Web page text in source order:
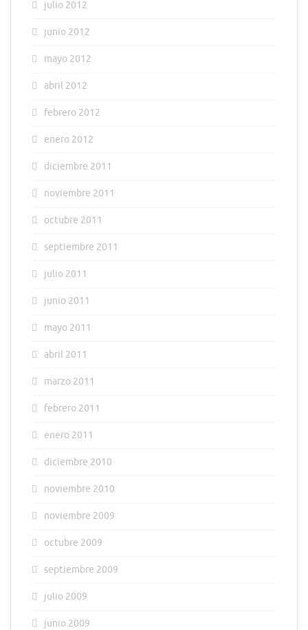
julio 2012
junio 2012
mayo 2012
abril 2012
febrero 2012
enero 2012
diciembre 2011
noviembre 2011
octubre 2011
septiembre 2011
julio 2011
junio 2011
mayo 2011
abril 2011
marzo 2011
febrero 2011
enero 2011
diciembre 2010
noviembre 2010
noviembre 2009
octubre 2009
septiembre 2009
julio 2009
junio 2009